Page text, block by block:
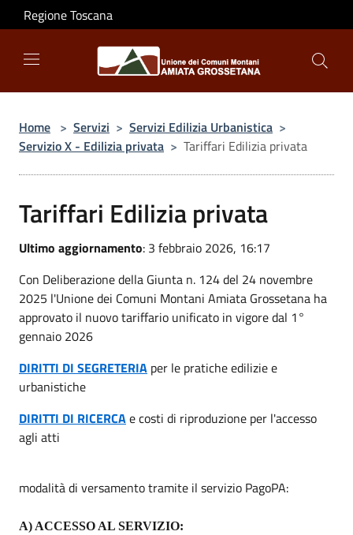
Salta al contenuto principale
Regione Toscana
Home > Servizi > Servizi Edilizia Urbanistica >
Servizio X - Edilizia privata > Tariffari Edilizia privata
Tariffari Edilizia privata
Ultimo aggiornamento: 3 febbraio 2026, 16:17
Con Deliberazione della Giunta n. 124 del 24 novembre
2025 l'Unione dei Comuni Montani Amiata Grossetana ha
approvato il nuovo tariffario unificato in vigore dal 1°
gennaio 2026
DIRITTI DI SEGRETERIA per le pratiche edilizie e
urbanistiche
DIRITTI DI RICERCAe costi di riproduzione per l'accesso
agli atti
modalità di versamentotramite il servizio PagoPA:
A) ACCESSO AL SERVIZIO: